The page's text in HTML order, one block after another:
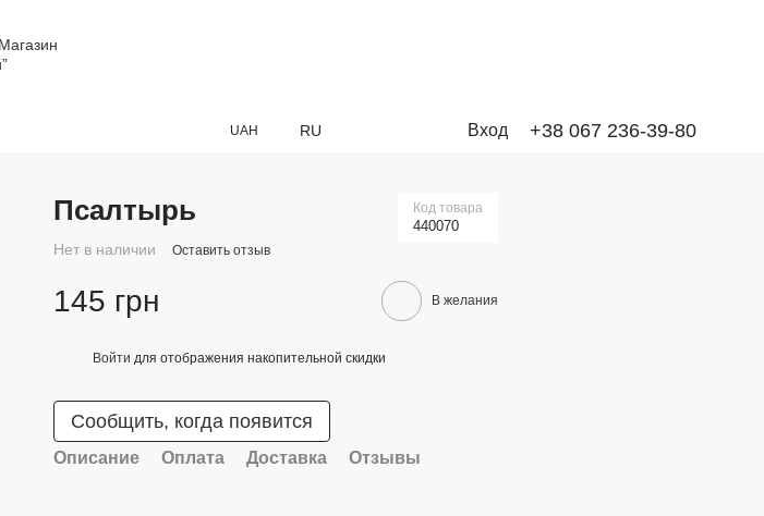
UAH RU Вход +38 067 236-39-80
Псалтырь Код товара
440070
Нет в наличии Оставить отзыв
145 грн В желания
Войти для отображения накопительной скидки
Сообщить, когда появится
Описание Оплата Доставка Отзывы